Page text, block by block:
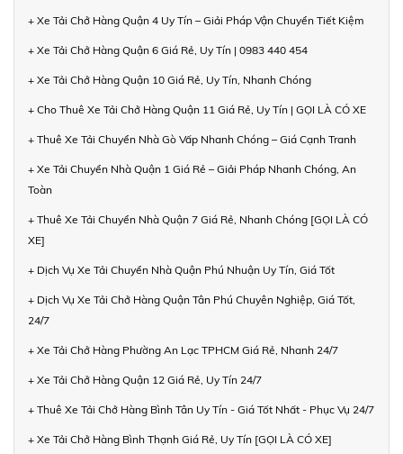
+ Xe Tải Chở Hàng Quận 4 Uy Tín – Giải Pháp Vận Chuyển Tiết Kiệm
+ Xe Tải Chở Hàng Quận 6 Giá Rẻ, Uy Tín | 0983 440 454
+ Xe Tải Chở Hàng Quận 10 Giá Rẻ, Uy Tín, Nhanh Chóng
+ Cho Thuê Xe Tải Chở Hàng Quận 11 Giá Rẻ, Uy Tín | GỌI LÀ CÓ XE
+ Thuê Xe Tải Chuyển Nhà Gò Vấp Nhanh Chóng – Giá Cạnh Tranh
+ Xe Tải Chuyển Nhà Quận 1 Giá Rẻ – Giải Pháp Nhanh Chóng, An
Toàn
+ Thuê Xe Tải Chuyển Nhà Quận 7 Giá Rẻ, Nhanh Chóng [GỌI LÀ CÓ
XE]
+ Dịch Vụ Xe Tải Chuyển Nhà Quận Phú Nhuận Uy Tín, Giá Tốt
+ Dịch Vụ Xe Tải Chở Hàng Quận Tân Phú Chuyên Nghiệp, Giá Tốt,
24/7
+ Xe Tải Chở Hàng Phường An Lạc TPHCM Giá Rẻ, Nhanh 24/7
+ Xe Tải Chở Hàng Quận 12 Giá Rẻ, Uy Tín 24/7
+ Thuê Xe Tải Chở Hàng Bình Tân Uy Tín - Giá Tốt Nhất - Phục Vụ 24/7
+ Xe Tải Chở Hàng Bình Thạnh Giá Rẻ, Uy Tín [GỌI LÀ CÓ XE]